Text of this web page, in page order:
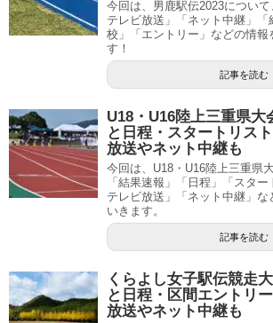
今回は、男鹿駅伝2023につい
テレビ放送」「ネット中継」「
校」「エントリー」などの情報
す！
記事を読む
U18・U16陸上三重県大
と日程・スタートリス
放送やネット中継も
今回は、U18・U16陸上三重県
「結果速報」「日程」「スタ
テレビ放送」「ネット中継」な
いきます。
記事を読む
くらよし女子駅伝競走
と日程・区間エントリ
放送やネット中継も